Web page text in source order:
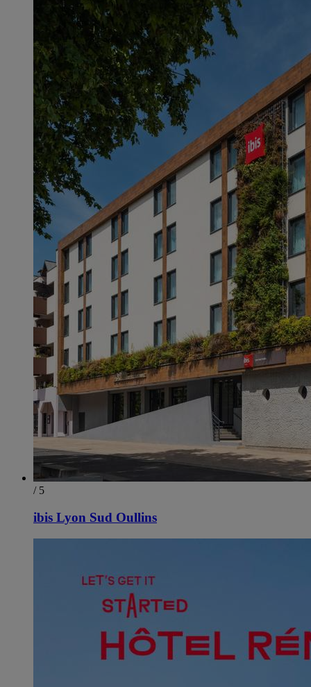
/ 5
ibis Lyon Sud Oullins